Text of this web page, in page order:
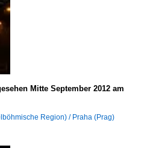
Mitte September 2012 am
Region) / Praha (Prag)